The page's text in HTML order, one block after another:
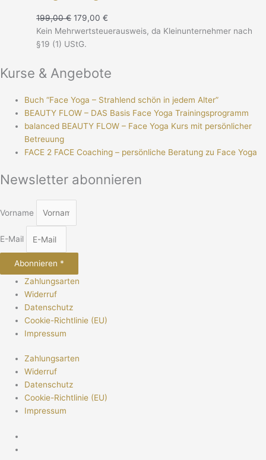
199,00€ 179,00€
Kein Mehrwertsteuerausweis, da Kleinunternehmer nach
§19 (1) UStG.
Kurse & Angebote
Buch “Face Yoga – Strahlend schön in jedem Alter”
BEAUTY FLOW – DAS Basis Face Yoga Trainingsprogramm
balanced BEAUTY FLOW – Face Yoga Kurs mit persönlicher
Betreuung
FACE 2 FACE Coaching – persönliche Beratung zu Face Yoga
Newsletter abonnieren
Vorname
E-Mail
Abonnieren *
Zahlungsarten
Widerruf
Datenschutz
Cookie-Richtlinie (EU)
Impressum
Zahlungsarten
Widerruf
Datenschutz
Cookie-Richtlinie (EU)
Impressum